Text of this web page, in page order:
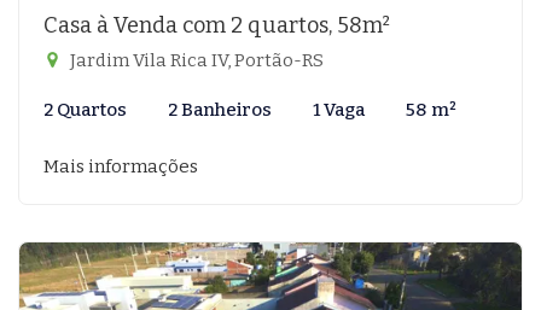
Casa à Venda com 2 quartos, 58m²
Jardim Vila Rica IV, Portão-RS
2 Quartos 2 Banheiros 1 Vaga 58 m²
Mais informações